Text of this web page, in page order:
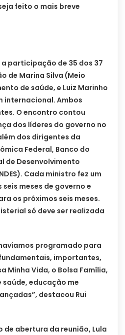
feito o mais breve
participação de 35 dos 37
de Marina Silva (Meio
de saúde, e Luiz Marinho
internacional. Ambos
O encontro contou
dos líderes do governo no
dos dirigentes da
Federal, Banco do
de Desenvolvimento
Cada ministro fez um
meses de governo e
os próximos seis meses.
só deve ser realizada
programado para
importantes,
Minha Vida, o Bolsa Família,
educação me
destacou Rui
de abertura da reunião, Lula